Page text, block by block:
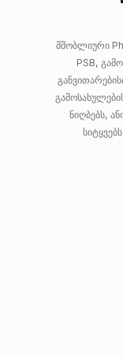
მშობლიური
PSB,
ნიღბებს,